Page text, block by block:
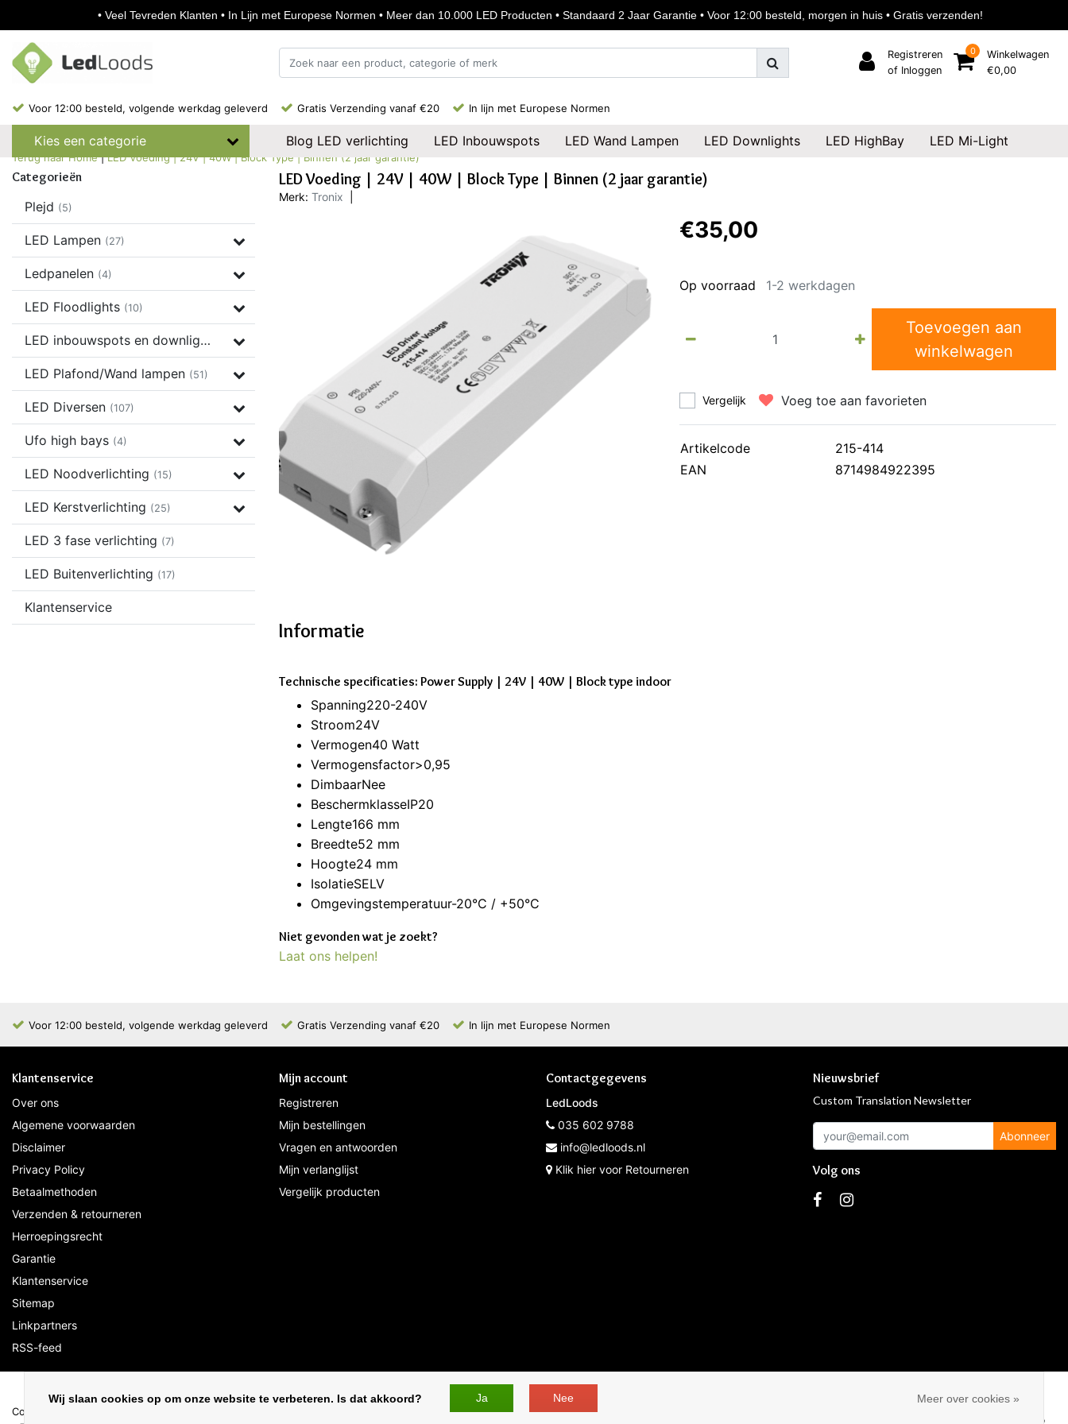
Registreren
of Inloggen
0
Winkelwagen
€0,00
Voor 12:00 besteld, volgende werkdag geleverd Gratis Verzending vanaf €20 In lijn met Europese Normen
Kies een categorie Blog LED verlichting LED Inbouwspots LED Wand Lampen LED Downlights LED HighBay LED Mi-Light
Terug naar Home|LED Voeding | 24V | 40W | Block Type | Binnen (2 jaar garantie)
Categorieën
Plejd (5)
LED Lampen (27)
Ledpanelen (4)
LED Floodlights (10)
LED inbouwspots en downlights (37)
LED Plafond/Wand lampen (51)
LED Diversen (107)
Ufo high bays (4)
LED Noodverlichting (15)
LED Kerstverlichting (25)
LED 3 fase verlichting (7)
LED Buitenverlichting (17)
Klantenservice
LED Voeding | 24V | 40W | Block Type | Binnen (2 jaar garantie)
Merk: Tronix
€35,00
Op voorraad 1-2 werkdagen
Toevoegen aan
winkelwagen
Vergelijk Voeg toe aan favorieten
Artikelcode
215-414
EAN
8714984922395
Informatie
Technische specificaties: Power Supply | 24V | 40W | Block type indoor
Spanning220-240V
Stroom24V
Vermogen40 Watt
Vermogensfactor>0,95
DimbaarNee
BeschermklasseIP20
Lengte166 mm
Breedte52 mm
Hoogte24 mm
IsolatieSELV
Omgevingstemperatuur-20°C / +50°C
Niet gevonden wat je zoekt?
Laat ons helpen!
Voor 12:00 besteld, volgende werkdag geleverd Gratis Verzending vanaf €20 In lijn met Europese Normen
Klantenservice
Over ons
Algemene voorwaarden
Disclaimer
Privacy Policy
Betaalmethoden
Verzenden & retourneren
Herroepingsrecht
Garantie
Klantenservice
Sitemap
Linkpartners
RSS-feed
Mijn account
Registreren
Mijn bestellingen
Vragen en antwoorden
Mijn verlanglijst
Vergelijk producten
Contactgegevens
LedLoods
035 602 9788
info@ledloods.nl
Klik hier voor Retourneren
Nieuwsbrief
Custom Translation Newsletter
Abonneer
Volg ons
* Op werkdagen voor 12:00 besteld de volgende dag in huis
Copyright © 2026 - Ledloods.nl | De webshop voor LED Verlichting & LED Lampen | - All rights reserved
Wij slaan cookies op om onze website te verbeteren. Is dat akkoord? Ja Nee Meer over cookies »
• Veel Tevreden Klanten • In Lijn met Europese Normen • Meer dan 10.000 LED Producten • Standaard 2 Jaar Garantie • Voor 12:00 besteld, morgen in huis • Gratis verzenden!